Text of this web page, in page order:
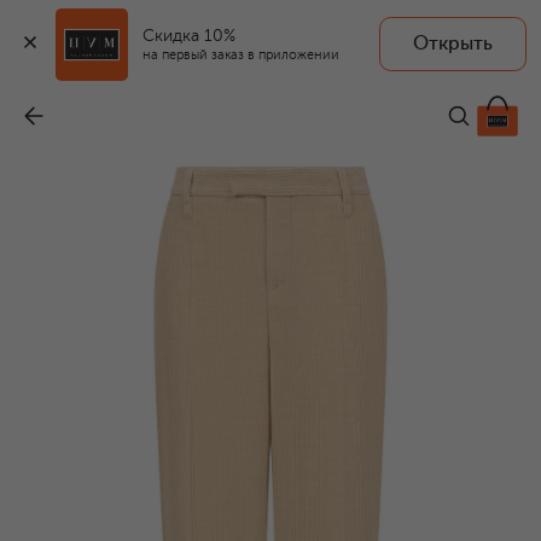
Скидка 10%
на первый заказ в приложении
Открыть
117 500 ₽